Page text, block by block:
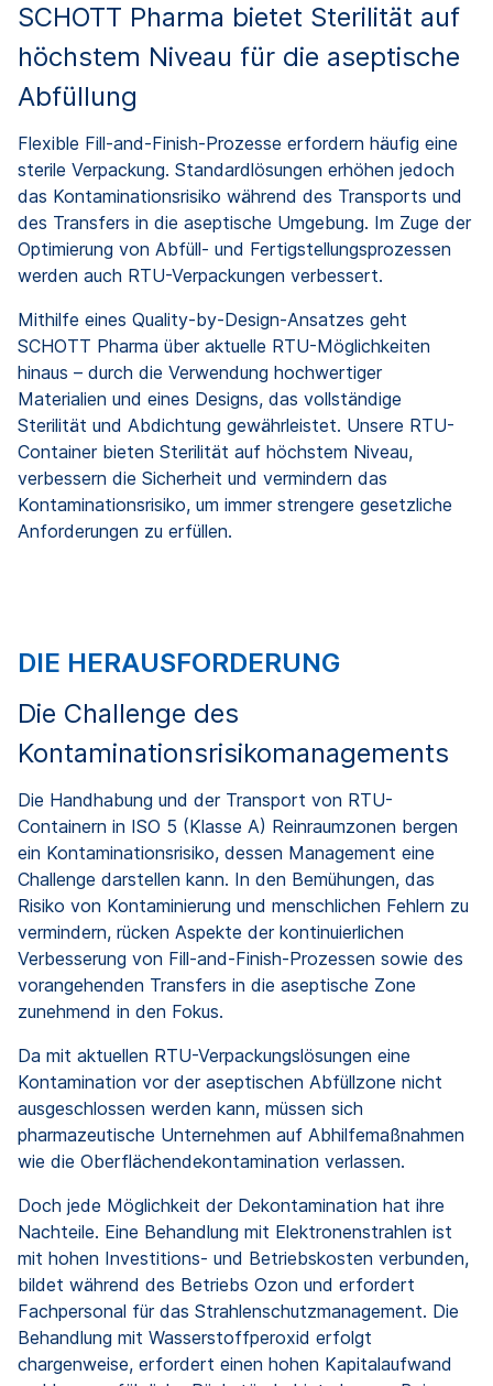
SCHOTT Pharma bietet Sterilität auf
höchstem Niveau für die aseptische
Abfüllung
Flexible Fill-and-Finish-Prozesse erfordern häufig eine
sterile Verpackung. Standardlösungen erhöhen jedoch
das Kontaminationsrisiko während des Transports und
des Transfers in die aseptische Umgebung. Im Zuge der
Optimierung von Abfüll- und Fertigstellungsprozessen
werden auch RTU-Verpackungen verbessert.
Mithilfe eines Quality-by-Design-Ansatzes geht
SCHOTT Pharma über aktuelle RTU-Möglichkeiten
hinaus – durch die Verwendung hochwertiger
Materialien und eines Designs, das vollständige
Sterilität und Abdichtung gewährleistet. Unsere RTU-
Container bieten Sterilität auf höchstem Niveau,
verbessern die Sicherheit und vermindern das
Kontaminationsrisiko, um immer strengere gesetzliche
Anforderungen zu erfüllen.
DIE HERAUSFORDERUNG
Die Challenge des
Kontaminationsrisikomanagements
Die Handhabung und der Transport von RTU-
Containern in ISO 5 (Klasse A) Reinraumzonen bergen
ein Kontaminationsrisiko, dessen Management eine
Challenge darstellen kann. In den Bemühungen, das
Risiko von Kontaminierung und menschlichen Fehlern zu
vermindern, rücken Aspekte der kontinuierlichen
Verbesserung von Fill-and-Finish-Prozessen sowie des
vorangehenden Transfers in die aseptische Zone
zunehmend in den Fokus.
Da mit aktuellen RTU-Verpackungslösungen eine
Kontamination vor der aseptischen Abfüllzone nicht
ausgeschlossen werden kann, müssen sich
pharmazeutische Unternehmen auf Abhilfemaßnahmen
wie die Oberflächendekontamination verlassen.
Doch jede Möglichkeit der Dekontamination hat ihre
Nachteile. Eine Behandlung mit Elektronenstrahlen ist
mit hohen Investitions- und Betriebskosten verbunden,
bildet während des Betriebs Ozon und erfordert
Fachpersonal für das Strahlenschutzmanagement. Die
Behandlung mit Wasserstoffperoxid erfolgt
chargenweise, erfordert einen hohen Kapitalaufwand